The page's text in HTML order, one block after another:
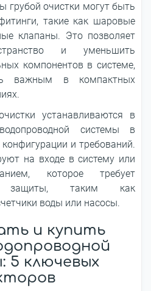
грубой очистки могут быть
такие как шаровые
клапаны. Это позволяет
и уменьшить
компонентов в системе,
важным в компактных
устанавливаются в
системы в
и требований.
на входе в систему или
которое требует
защиты, таким как
воды или насосы.
и купить
5 ключевых